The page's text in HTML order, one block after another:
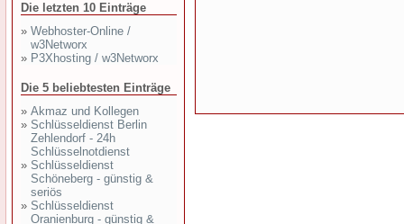
Die letzten 10 Einträge
» Webhoster-Online /
w3Networx
» P3Xhosting / w3Networx
Die 5 beliebtesten Einträge
» Akmaz und Kollegen
» Schlüsseldienst Berlin
Zehlendorf - 24h
Schlüsselnotdienst
» Schlüsseldienst
Schöneberg - günstig &
seriös
» Schlüsseldienst
Oranienburg - günstig &